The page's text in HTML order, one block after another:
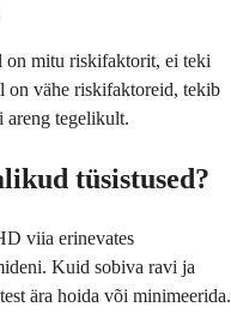
on mitu riskifaktorit, ei teki
on vähe riskifaktoreid, tekib
areng tegelikult.
tüsistused?
viia erinevates
Kuid sobiva ravi ja
ära hoida või minimeerida.